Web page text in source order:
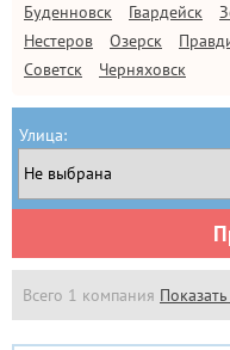
Буденновск
Гвардейск
Нестеров
Озерск
Советск
Черняховск
Улица:
Всего 1 компания